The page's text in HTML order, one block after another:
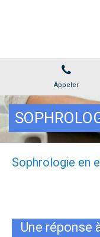
Appeler
Sophrologie en
Une réponse